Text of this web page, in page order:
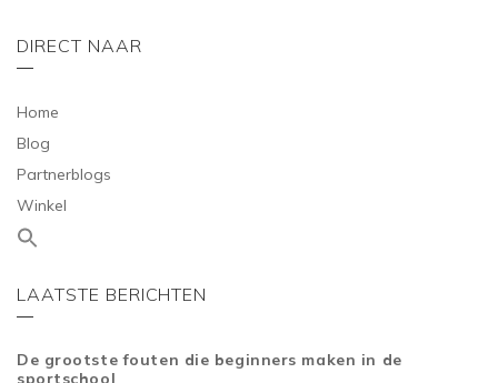
DIRECT NAAR
Home
Blog
Partnerblogs
Winkel
LAATSTE BERICHTEN
De grootste fouten die beginners maken in de
sportschool